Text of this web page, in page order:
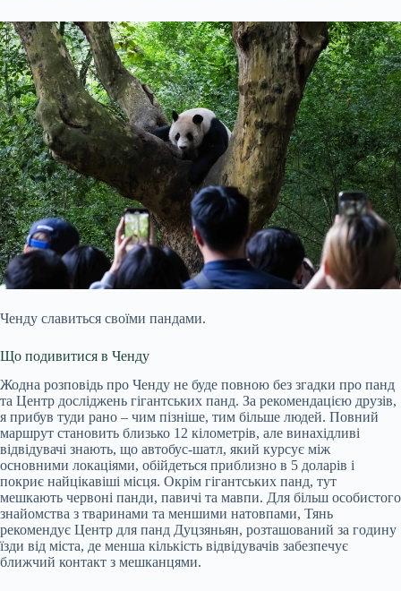
Ченду славиться своїми пандами.
Що подивитися в Ченду
Жодна розповідь про Ченду не буде повною без згадки про панд
та Центр досліджень гігантських панд. За рекомендацією друзів,
я прибув туди рано – чим пізніше, тим більше людей. Повний
маршрут становить близько 12 кілометрів, але винахідливі
відвідувачі знають, що автобус-шатл, який курсує між
основними локаціями, обійдеться приблизно в 5 доларів і
покриє найцікавіші місця. Окрім гігантських панд, тут
мешкають червоні панди, павичі та мавпи. Для більш особистого
знайомства з тваринами та меншими натовпами, Тянь
рекомендує Центр для панд Дуцзяньян, розташований за годину
їзди від міста, де менша кількість відвідувачів забезпечує
ближчий контакт з мешканцями.